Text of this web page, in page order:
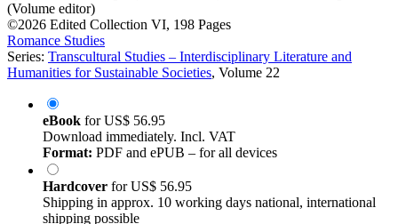
byVera Marie Fänger (Volume editor)
(Volume editor)
©2026 Edited Collection
Romance Studies
Series:Transcultural Studies – Interdisciplinary Literature and
eBookfor US$ 56.95
Download immediately. Incl. VAT
Format:
Hardcover forUS$ 56.95
Shipping in approx. 10 working days national, international